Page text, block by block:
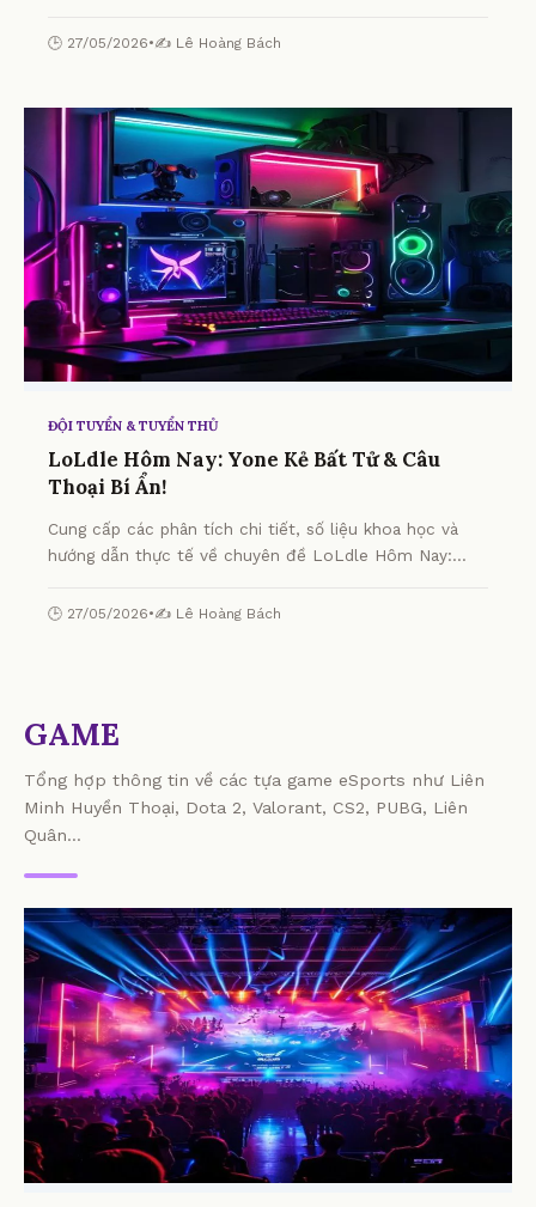
🕒 27/05/2026•✍️ Lê Hoàng Bách
ĐỘI TUYỂN & TUYỂN THỦ
LoLdle Hôm Nay: Yone Kẻ Bất Tử & Câu
Thoại Bí Ẩn!
Cung cấp các phân tích chi tiết, số liệu khoa học và
hướng dẫn thực tế về chuyên đề LoLdle Hôm Nay:
🕒 27/05/2026•✍️ Lê Hoàng Bách
GAME
Tổng hợp thông tin về các tựa game eSports như Liên
Minh Huyền Thoại, Dota 2, Valorant, CS2, PUBG, Liên
Quân...